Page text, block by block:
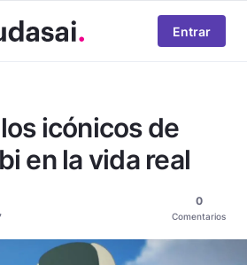
Entrar
icónicos de
en la vida real
0
Comentarios